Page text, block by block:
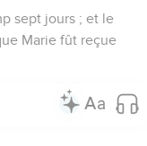
sept jours ; et le
Marie fût reçue